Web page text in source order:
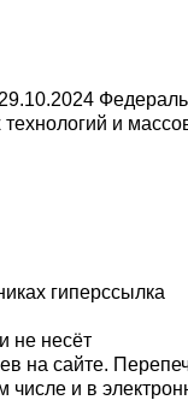
и
гиперссылка
не несёт
на сайте.
числе и в